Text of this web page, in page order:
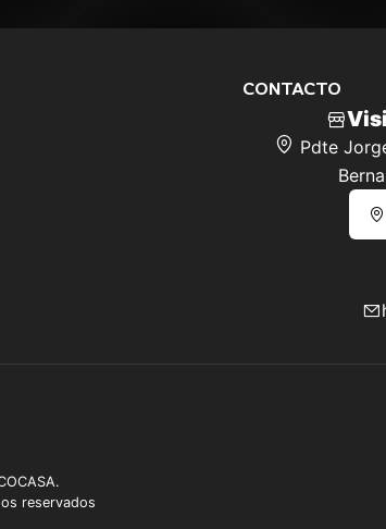
CONTACTO
Pdte
reservados